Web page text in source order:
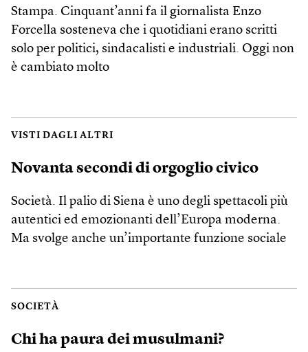
Stampa. Cinquant’anni fa il giornalista Enzo
Forcella sosteneva che i quotidiani erano scritti
solo per politici, sindacalisti e industriali. Oggi non
è cambiato molto
VISTI DAGLI ALTRI
Novanta secondi di orgoglio civico
Società. Il palio di Siena è uno degli spettacoli più
autentici ed emozionanti dell’Europa moderna.
Ma svolge anche un’importante funzione sociale
SOCIETÀ
Chi ha paura dei musulmani?